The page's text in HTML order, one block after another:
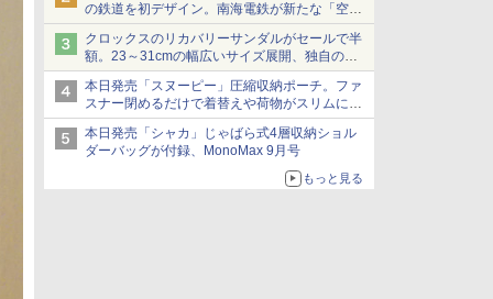
の鉄道を初デザイン。南海電鉄が新たな「空港
特急」をなにわ筋線へ導入
クロックスのリカバリーサンダルがセールで半
額。23～31cmの幅広いサイズ展開、独自のク
ッション素材を採用
本日発売「スヌーピー」圧縮収納ポーチ。ファ
スナー閉めるだけで着替えや荷物がスリムにま
とまる
本日発売「シャカ」じゃばら式4層収納ショル
ダーバッグが付録、MonoMax 9月号
もっと見る